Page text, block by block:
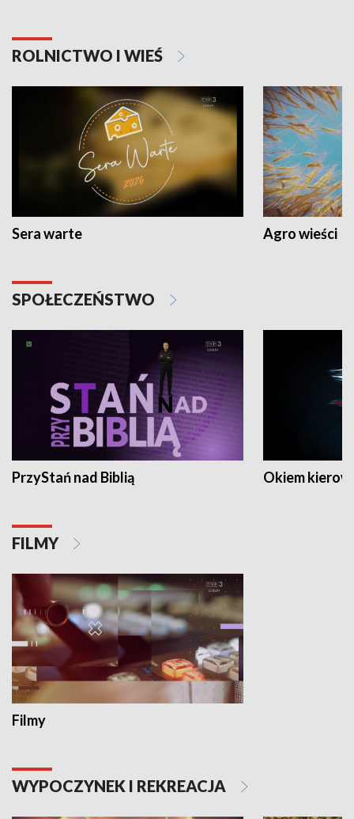
ROLNICTWO I WIEŚ
Sera warte Agro wieści
SPOŁECZEŃSTWO
PrzyStań nad Biblią Okiem
FILMY
Filmy
WYPOCZYNEK I REKREACJA